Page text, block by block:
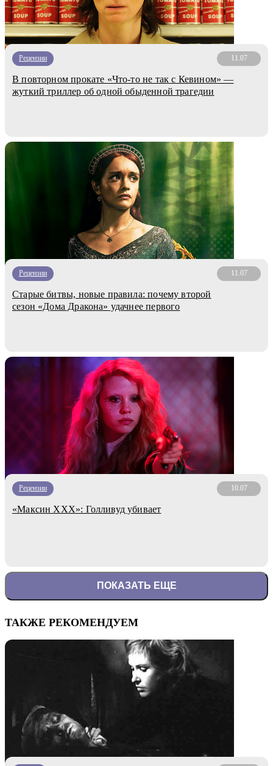
Рецензии 11.07
В повторном прокате «Что-то не так с Кевином» —
жуткий триллер об одной обыденной трагедии
Рецензии 11.07
Старые битвы, новые правила: почему второй
сезон «Дома Дракона» удачнее первого
Рецензии 10.07
«Максин ХХХ»: Голливуд убивает
ПОКАЗАТЬ ЕЩЕ
ТАКЖЕ РЕКОМЕНДУЕМ